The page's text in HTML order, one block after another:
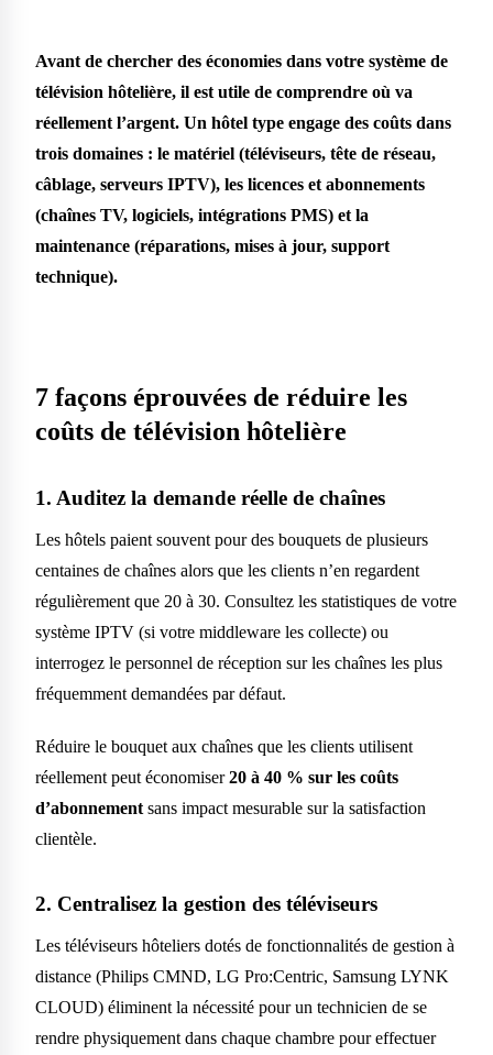
Avant de chercher des économies dans votre système de
télévision hôtelière, il est utile de comprendre où va
réellement l’argent. Un hôtel type engage des coûts dans
trois domaines : le matériel (téléviseurs, tête de réseau,
câblage, serveurs IPTV), les licences et abonnements
(chaînes TV, logiciels, intégrations PMS) et la
maintenance (réparations, mises à jour, support
technique).
7 façons éprouvées de réduire les
coûts de télévision hôtelière
1. Auditez la demande réelle de chaînes
Les hôtels paient souvent pour des bouquets de plusieurs
centaines de chaînes alors que les clients n’en regardent
régulièrement que 20 à 30. Consultez les statistiques de votre
système IPTV (si votre middleware les collecte) ou
interrogez le personnel de réception sur les chaînes les plus
fréquemment demandées par défaut.
Réduire le bouquet aux chaînes que les clients utilisent
réellement peut économiser20 à 40 % sur les coûts
d’abonnement sans impact mesurable sur la satisfaction
clientèle.
2. Centralisez la gestion des téléviseurs
Les téléviseurs hôteliers dotés de fonctionnalités de gestion à
distance (Philips CMND, LG Pro:Centric, Samsung LYNK
CLOUD) éliminent la nécessité pour un technicien de se
rendre physiquement dans chaque chambre pour effectuer